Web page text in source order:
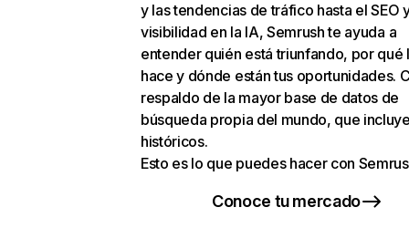
y las tendencias de tráfico hasta el SEO
visibilidad en la IA, Semrush te ayuda a
entender quién está triunfando, por qué
hace y dónde están tus oportunidades.
respaldo de la mayor base de datos de
búsqueda propia del mundo, que
históricos.
Esto es lo que puedes hacer con
Conoce tu mercado